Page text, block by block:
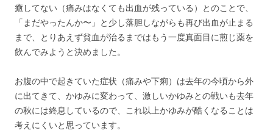
癒してない（痛みはなくても出血が残っている）とのことで、
「まだやったんか〜」と少し落胆しながらも再び出血が止まる
まで、とりあえず貧血が治るまではもう一度真面目に煎じ薬を
飲んでみようと決めました。
お腹の中で起きていた症状（痛みや下痢）は去年の今頃から外
に出てきて、かゆみに変わって、激しいかゆみとの戦いも去年
の秋には終息しているので、これ以上かゆみが酷くなることは
考えにくいと思っています。